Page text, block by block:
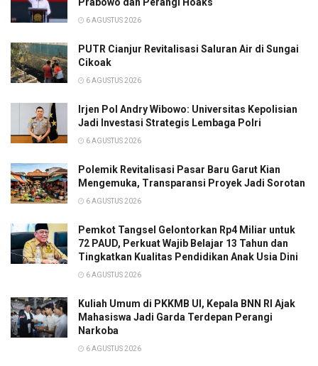
6 AGUSTUS 2026
PUTR Cianjur Revitalisasi Saluran Air di Sungai
Cikoak
6 AGUSTUS 2026
Irjen Pol Andry Wibowo: Universitas Kepolisian
Jadi Investasi Strategis Lembaga Polri
6 AGUSTUS 2026
Polemik Revitalisasi Pasar Baru Garut Kian
Mengemuka, Transparansi Proyek Jadi Sorotan
6 AGUSTUS 2026
Pemkot Tangsel Gelontorkan Rp4 Miliar untuk
72 PAUD, Perkuat Wajib Belajar 13 Tahun dan
Tingkatkan Kualitas Pendidikan Anak Usia Dini
6 AGUSTUS 2026
Kuliah Umum di PKKMB UI, Kepala BNN RI Ajak
Mahasiswa Jadi Garda Terdepan Perangi
Narkoba
6 AGUSTUS 2026